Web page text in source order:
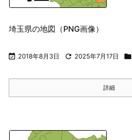
埼玉県の地図（PNG画像）
 2018年8月3日  2025年7月17日 
詳細